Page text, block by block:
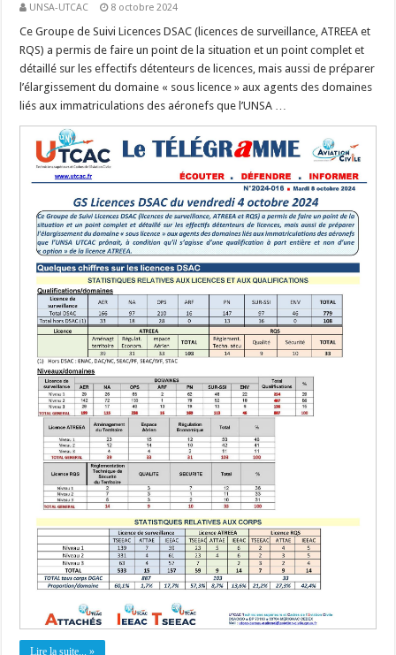
UNSA-UTCAC 8 octobre 2024
Ce Groupe de Suivi Licences DSAC (licences de surveillance, ATREEA et
RQS) a permis de faire un point de la situation et un point complet et
détaillé sur les effectifs détenteurs de licences, mais aussi de préparer
l’élargissement du domaine « sous licence » aux agents des domaines
liés aux immatriculations des aéronefs que l’UNSA …
Lire la suite... »